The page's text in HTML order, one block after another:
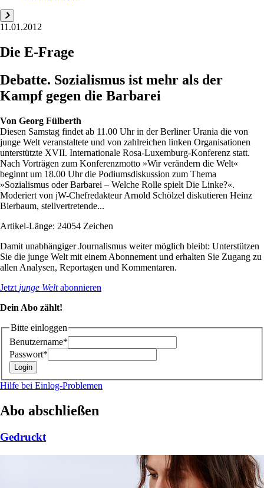
11.01.2012
Die E-Frage
Debatte. Sozialismus ist mehr als der
Kampf gegen die Barbarei
Von Georg Fülberth
Diesen Samstag findet ab 11.00 Uhr in der Berliner Urania die von
junge Welt veranstaltete und von zahlreichen linken Organisationen
unterstützte XVII. Internationale Rosa-Luxemburg-Konferenz statt.
Nach Vorträgen zum Konferenzmotto »Wir verändern die Welt«
beginnt um 18.00 Uhr die Podiumsdiskussion zum Thema
»Sozialismus oder Barbarei – Welche Rolle spielt Die Linke?«.
Moderiert von jW-Chefredakteur Arnold Schölzel diskutieren Heinz
Bierbaum, stellvertretende...
Artikel-Länge: 24054 Zeichen
Damit unabhängiger Journalismus weiter möglich bleibt: Unterstützen
Sie die junge Welt mit einem Abonnement und erhalten Sie Zugang zu
allen Analysen, Reportagen und Kommentaren.
Jetzt junge Weltabonnieren
Dein Abo zählt!
Bitte einloggen
Benutzername*
Passwort*
Hilfe bei Einlog-Problemen
Abo abschließen
Gedruckt